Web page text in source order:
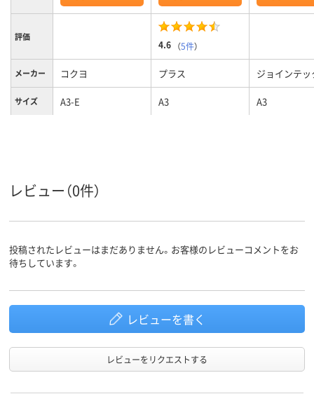
評価
4.6 （5件）
メーカー コクヨ プラス ジョインテッ
サイズ A3-E A3 A3
レビュー（0件）
投稿されたレビューはまだありません。お客様のレビューコメントをお
待ちしています。
レビューを書く
レビューをリクエストする